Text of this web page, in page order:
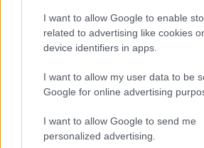
I want to allow Google to enable
related to advertising like cookies
device identifiers in apps.
I want to allow my user data to be
Google for online advertising
I want to allow Google to send me
personalized advertising.
κίνδυνο που συνδέεται με
κάθε επιπλέον μερίδας
σημειώνεται, κάθε πρόσθετη
μερίδα, προκαλεί 1,61
γήρανσηςγια τη σφαιρική
επιπλέον 1,69 χρόνια
στη λεκτική μνήμη.